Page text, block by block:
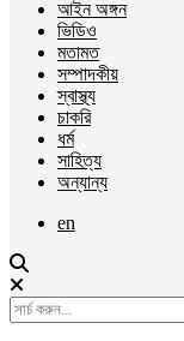
আইন অঙ্গন
ভিডিও
মতামত
সম্পাদকীয়
স্বাস্থ্য
চাকরি
ধর্ম
সাহিত্য
অন্যান্য
en